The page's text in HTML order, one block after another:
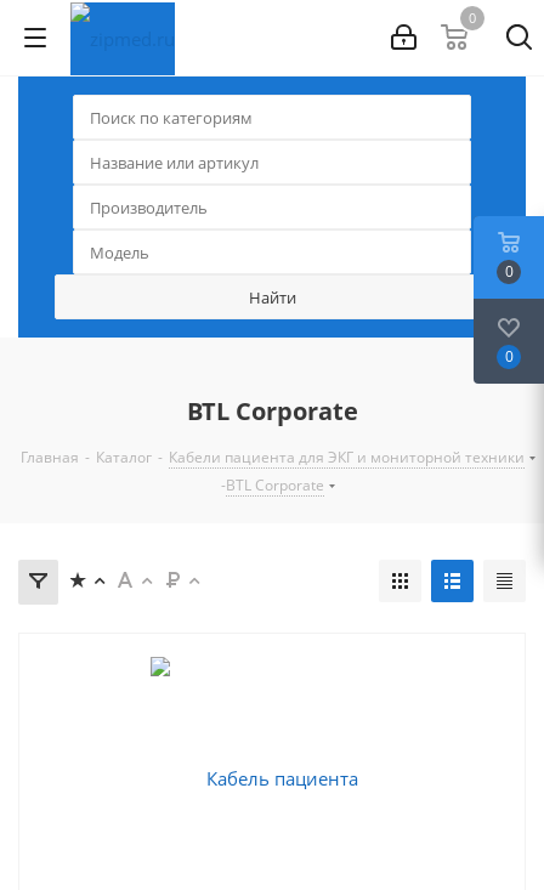
0
BTL Corporate
Главная - Каталог - Кабели пациента для ЭКГ и мониторной техники
-BTL Corporate
0
0